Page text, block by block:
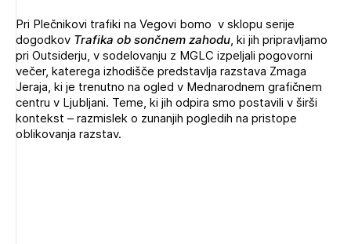
Pri Plečnikovi trafiki na Vegovi bomo v sklopu serije
dogodkov Trafika ob sončnem zahodu, ki jih pripravljamo
pri Outsiderju, v sodelovanju z MGLC izpeljali pogovorni
večer, katerega izhodišče predstavlja razstava Zmaga
Jeraja, ki je trenutno na ogled v Mednarodnem grafičnem
centru v Ljubljani. Teme, ki jih odpira smo postavili v širši
kontekst – razmislek o zunanjih pogledih na pristope
oblikovanja razstav.